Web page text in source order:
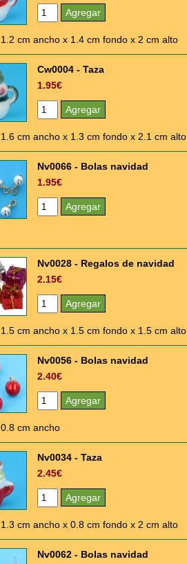
cm ancho x 1.4 cm fondo x 2 cm alto
Cw0004 - Taza
1.95€
cm ancho x 1.3 cm fondo x 2.1 cm alto
Nv0066 - Bolas navidad
1.95€
Nv0028 - Regalos de navidad
2.15€
cm ancho x 1.5 cm fondo x 1.5 cm alto
Nv0056 - Bolas navidad
2.40€
cm ancho
Nv0034 - Taza
2.45€
cm ancho x 0.8 cm fondo x 2 cm alto
Nv0062 - Bolas navidad